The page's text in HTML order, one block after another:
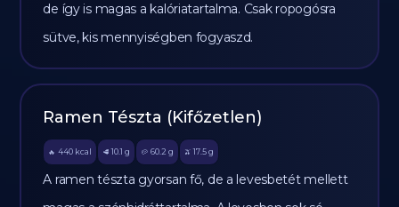
de így is magas a kalóriatartalma. Csak ropogósra
sütve, kis mennyiségben fogyaszd.
Ramen Tészta (Kifőzetlen)
🔥 440 kcal 🥩 10.1 g 🥔 60.2 g 🫒 17.5 g
A ramen tészta gyorsan fő, de a levesbetét mellett